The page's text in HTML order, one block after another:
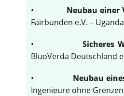
• Neubau einer
Fairbunden e.V. – Uganda
•Sicheres
BluoVerda Deutschland
• Neubau
Ingenieure ohne Grenzen